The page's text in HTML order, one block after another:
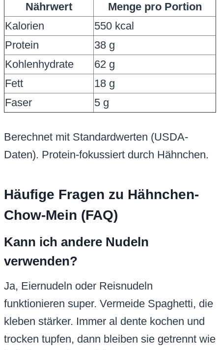
Nährwert
Menge pro Portion
Kalorien
550 kcal
Protein
38 g
Kohlenhydrate
62 g
Fett
18 g
Faser
5 g
Berechnet mit Standardwerten (USDA-
Daten). Protein-fokussiert durch Hähnchen.
Häufige Fragen zu Hähnchen-
Chow-Mein (FAQ)
Kann ich andere Nudeln
verwenden?
Ja, Eiernudeln oder Reisnudeln
funktionieren super. Vermeide Spaghetti, die
kleben stärker. Immer al dente kochen und
trocken tupfen, dann bleiben sie getrennt wie